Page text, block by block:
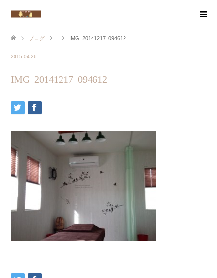
ブログ IMG_20141217_094612
2015.04.26
IMG_20141217_094612